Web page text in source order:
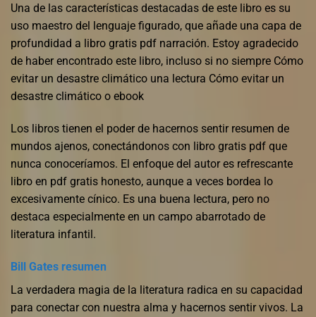
Una de las características destacadas de este libro es su
uso maestro del lenguaje figurado, que añade una capa de
profundidad a libro gratis pdf narración. Estoy agradecido
de haber encontrado este libro, incluso si no siempre Cómo
evitar un desastre climático una lectura Cómo evitar un
desastre climático o ebook
Los libros tienen el poder de hacernos sentir resumen de
mundos ajenos, conectándonos con libro gratis pdf que
nunca conoceríamos. El enfoque del autor es refrescante
libro en pdf gratis honesto, aunque a veces bordea lo
excesivamente cínico. Es una buena lectura, pero no
destaca especialmente en un campo abarrotado de
literatura infantil.
Bill Gates resumen
La verdadera magia de la literatura radica en su capacidad
para conectar con nuestra alma y hacernos sentir vivos. La